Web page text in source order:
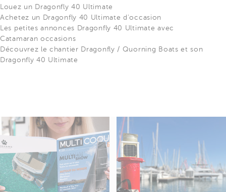
Louez un Dragonfly 40 Ultimate
Achetez un Dragonfly 40 Ultimate d'occasion
Les petites annonces Dragonfly 40 Ultimate avec
Catamaran occasions
Découvrez le chantier Dragonfly / Quorning Boats et son
Dragonfly 40 Ultimate